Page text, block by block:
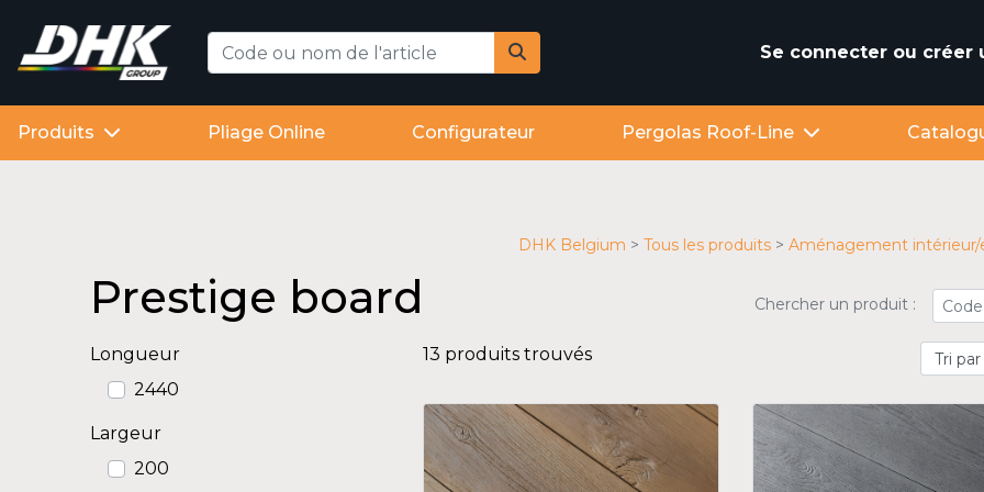
Se connecter ou créer
Produits Pliage Online Configurateur Pergolas Roof-Line
DHK Belgium Tous les produits Aménagement intérieur/
Prestige board Chercher un produit :
Longueur
2440
Largeur
200
13 produits trouvés